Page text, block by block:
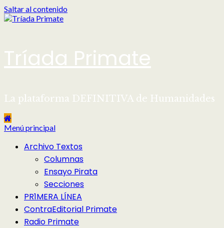
Saltar al contenido
Tríada Primate
La plataforma DEFINITIVA de Humanidades
Menú principal
Archivo Textos
Columnas
Ensayo Pirata
Secciones
PR1MERA LÍNEA
ContraEditorial Primate
Radio Primate